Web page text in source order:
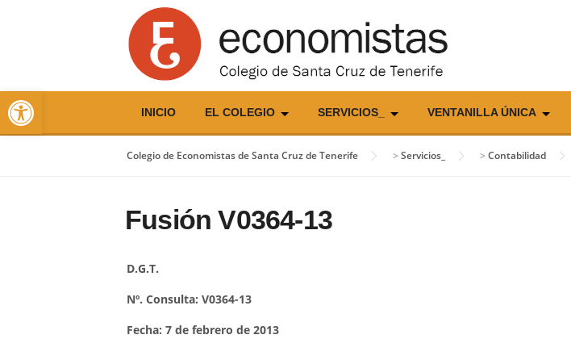
INICIO EL COLEGIO SERVICIOS_ VENTANILLA ÚNICA
Colegio de Economistas de Santa Cruz de Tenerife > Servicios_ > Contabilidad
Fusión V0364-13
D.G.T.
Nº. Consulta: V0364-13
Fecha: 7 de febrero de 2013
Abrir barra de herramientas